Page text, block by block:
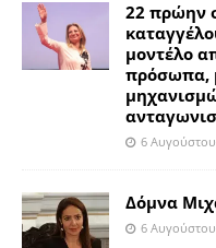
22 πρώην
μοντέλο
πρόσωπα,
6
Δόμνα
6